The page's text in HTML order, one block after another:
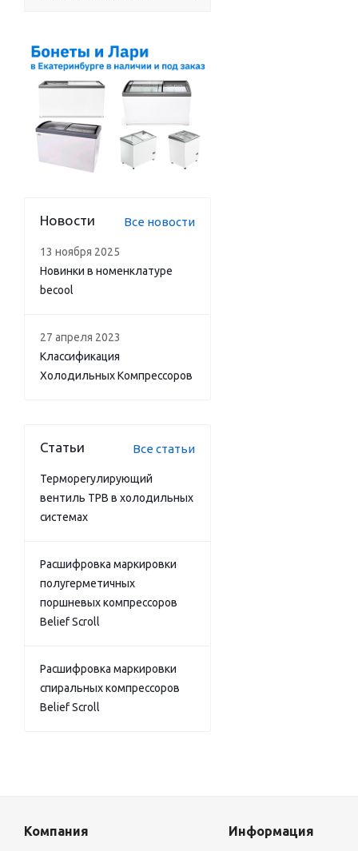
Новости Все новости
13 ноября 2025
Новинки в номенклатуре
becool
27 апреля 2023
Классификация
Холодильных Компрессоров
Статьи Все статьи
Терморегулирующий
вентиль ТРВ в холодильных
системах
Расшифровка маркировки
полугерметичных
поршневых компрессоров
Belief Scroll
Расшифровка маркировки
спиральных компрессоров
Belief Scroll
Компания Информация